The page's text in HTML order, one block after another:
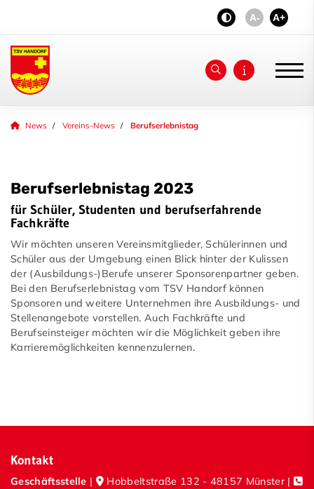
A- A+
News Vereins-News Berufserlebnistag
Berufserlebnistag 2023
für Schüler, Studenten und berufserfahrende
Fachkräfte
Wir möchten unseren Vereinsmitglieder, Schülerinnen und
Schüler aus der Umgebung einen Blick hinter der Kulissen
der (Ausbildungs-)Berufe unserer Sponsorenpartner geben.
Bei den Berufserlebnistag vom TSV Handorf können
Sponsoren und weitere Unternehmen ihre Ausbildungs- und
Stellenangebote vorstellen. Auch Fachkräfte und
Berufseinsteiger möchten wir die Möglichkeit geben ihre
Karrieremöglichkeiten kennenzulernen.
Kontakt
Geschäftsstelle |
Hobbeltstraße 132 - 48157 Münster |
Unser Verein
Jubiläum 2026
aktiv - fit & gesund
Sportangebot
Sponsoren
Unser Service